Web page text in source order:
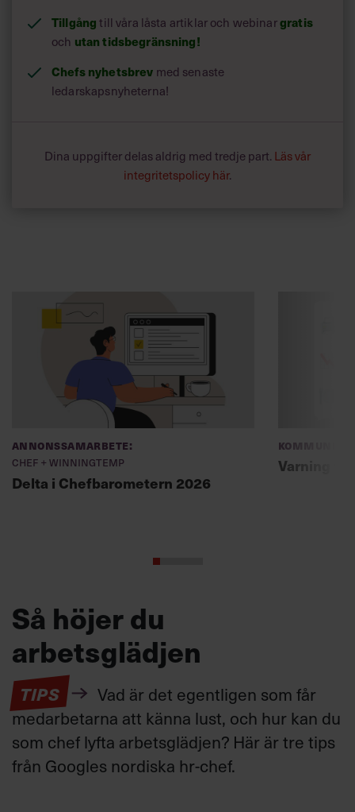
Tillgångtill våra låsta artiklar och webinargratis
och utan tidsbegränsning!
Chefs nyhetsbrev med senaste
ledarskapsnyheterna!
Dina uppgifter delas aldrig med tredje part. Läs vår
integritetspolicy här.
Annonssamarbete:
Chef + Winningtemp
Delta i Chefbarometern 2026
Varning
Så höjer du
arbetsglädjen
TIPS
Vad är det egentligen som får
medarbetarna att känna lust, och hur kan du
som chef lyfta arbetsglädjen? Här är tre tips
från Googles nordiska hr-chef.